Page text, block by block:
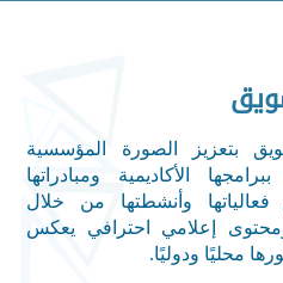
بتعزيز الصورة المؤسسية
الأكاديمية ومبادراتها
فعالياتها وأنشطتها من خلال
إعلامي احترافي يعكس
محليًا ودوليًا.